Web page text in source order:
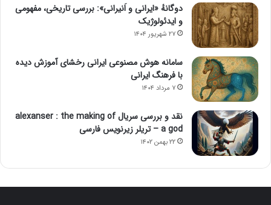
دوگانهٔ «ایرانی و اَنیرانی»: بررسی تاریخی، مفهومی
و ایدئولوژیک
۲۷ شهریور ۱۴۰۴
سامانه هوش مصنوعی ایرانی رخشای آموزش دیده
با فرهنگ ایرانی
۷ مرداد ۱۴۰۴
نقد و بررسی سریال alexanser : the making of
a god – تریلر زیرنویس فارسی
۲۲ بهمن ۱۴۰۲